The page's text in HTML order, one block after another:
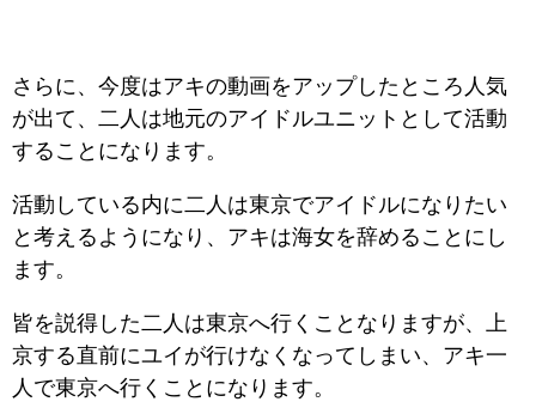
さらに、今度はアキの動画をアップしたところ人気
が出て、二人は地元のアイドルユニットとして活動
することになります。
活動している内に二人は東京でアイドルになりたい
と考えるようになり、アキは海女を辞めることにし
ます。
皆を説得した二人は東京へ行くことなりますが、上
京する直前にユイが行けなくなってしまい、アキ一
人で東京へ行くことになります。